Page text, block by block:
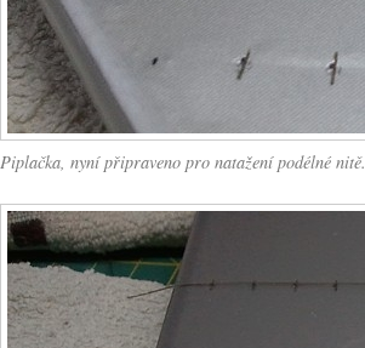
Piplačka, nyní připraveno pro natažení podélné nitě.